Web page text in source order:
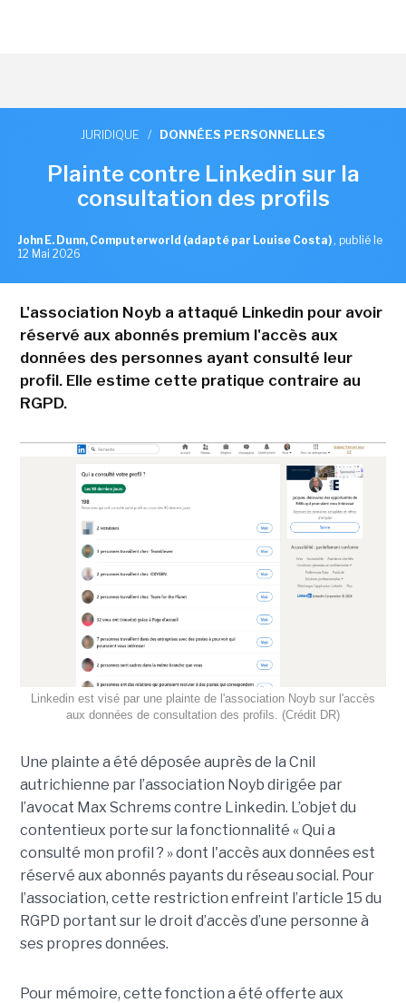
JURIDIQUE / DONNÉES PERSONNELLES
Plainte contre Linkedin sur la
consultation des profils
John E. Dunn, Computerworld (adapté par Louise Costa) , publié le
12 Mai 2026
L'association Noyb a attaqué Linkedin pour avoir
réservé aux abonnés premium l'accès aux
données des personnes ayant consulté leur
profil. Elle estime cette pratique contraire au
RGPD.
Linkedin est visé par une plainte de l'association Noyb sur l'accès
aux données de consultation des profils. (Crédit DR)
Une plainte a été déposée auprès de la Cnil
autrichienne par l’association Noyb dirigée par
l’avocat Max Schrems contre Linkedin. L’objet du
contentieux porte sur la fonctionnalité « Qui a
consulté mon profil ? » dont l'accès aux données est
réservé aux abonnés payants du réseau social. Pour
l’association, cette restriction enfreint l’article 15 du
RGPD portant sur le droit d’accès d’une personne à
ses propres données.
Pour mémoire, cette fonction a été offerte aux